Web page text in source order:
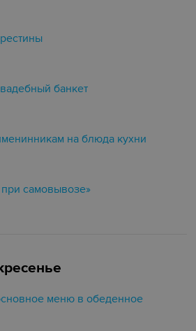
банкет
на блюда кухни
самовывозе»
меню в обеденное